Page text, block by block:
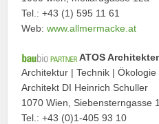
Tel.: +43 (1) 595 11 61
Web:www.allmermacke.at
ATOS
Architektur | Technik |
Architekt DI Heinrich Schuller
1070 Wien, Siebensterngasse
Tel.: +43 (0)1-405 93 10